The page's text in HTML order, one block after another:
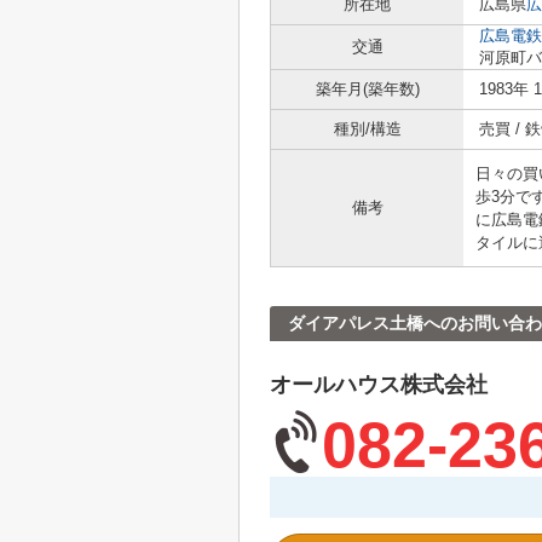
所在地 広島県
交通
広島電
河原町
築年月(築年数)
1983年
種別/構造 売買 /
備考
日々の
歩3分で
に広島
タイル
ダイアパレス土橋へのお問い合
オールハウス株式会社
082-